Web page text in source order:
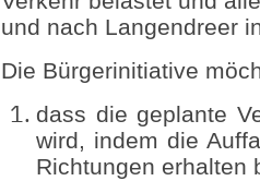
und nach Langendreer
Die Bürgerinitiative
dass die geplante
wird, indem die
Richtungen erhalten